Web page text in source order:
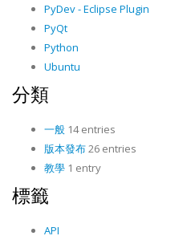
PyDev - Eclipse Plugin
PyQt
Python
Ubuntu
分類
一般 14 entries
版本發布26 entries
教學 1 entry
標籤
API